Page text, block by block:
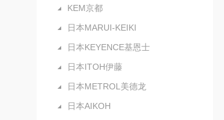
KEM京都
日本MARUI-KEIKI
日本KEYENCE基恩士
日本ITOH伊藤
日本METROL美德龙
日本AIKOH